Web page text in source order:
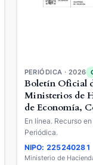
PERIÓDICA · 2026
Boletín Oficial
Ministerios de
de Economía,
Empresa
En línea. Recurso
Periódica.
NIPO: 225240281
Ministerio de